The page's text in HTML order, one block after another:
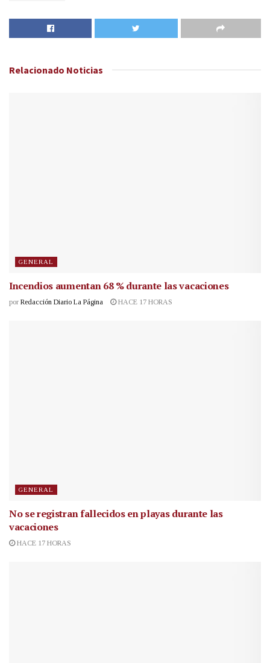
Relacionado Noticias
GENERAL
Incendios aumentan 68 % durante las vacaciones
por Redacción Diario La Página HACE 17 HORAS
GENERAL
No se registran fallecidos en playas durante las
vacaciones
HACE 17 HORAS